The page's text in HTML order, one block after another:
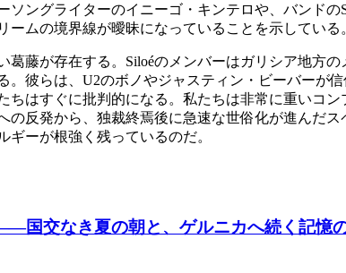
ソングライターのイニーゴ・キンテロや、バンド
ムの境界線が曖昧になっていることを示している
葛藤が存在する。Siloéのメンバーはガリシア地方
。彼らは、U2のボノやジャスティン・ビーバー
ちはすぐに批判的になる。私たちは非常に重いコ
の反発から、独裁終焉後に急速な世俗化が進んだ
ーが根強く残っているのだ。
国交なき夏の朝と、ゲルニカへ続く記憶